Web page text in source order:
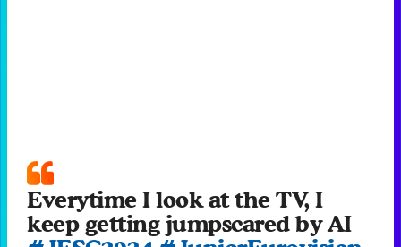
Everytime I look at the TV, I
keep getting jumpscared by AI